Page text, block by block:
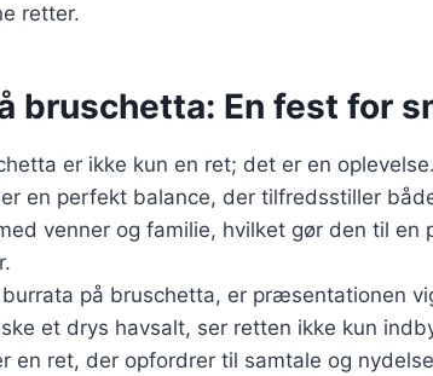
retter.
bruschetta: En fest for
er ikke kun en ret; det er en
en perfekt balance, der tilfredsstiller
venner og familie, hvilket gør den til en
på bruschetta, er præsentationen
et drys havsalt, ser retten ikke kun
en ret, der opfordrer til samtale og